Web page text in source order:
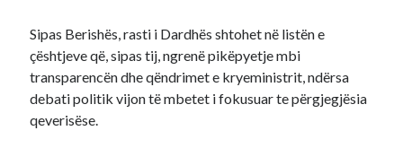
Sipas Berishës, rasti i Dardhës shtohet në listën e
çështjeve që, sipas tij, ngrenë pikëpyetje mbi
transparencën dhe qëndrimet e kryeministrit, ndërsa
debati politik vijon të mbetet i fokusuar te përgjegjësia
qeverisëse.